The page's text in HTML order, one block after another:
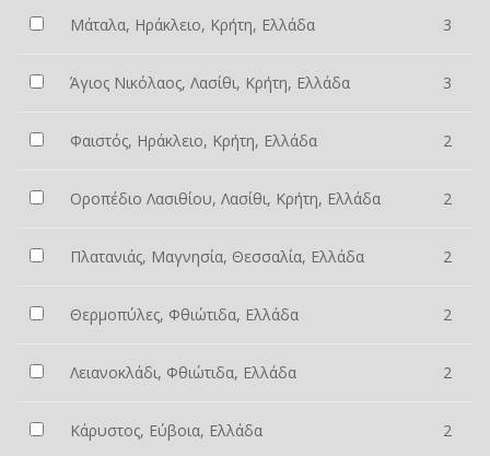
Μάταλα, Ηράκλειο, Κρήτη, Ελλάδα 3
Άγιος Νικόλαος, Λασίθι, Κρήτη, Ελλάδα 3
Φαιστός, Ηράκλειο, Κρήτη, Ελλάδα 2
Οροπέδιο Λασιθίου, Λασίθι, Κρήτη, Ελλάδα 2
Πλατανιάς, Μαγνησία, Θεσσαλία, Ελλάδα 2
Θερμοπύλες, Φθιώτιδα, Ελλάδα 2
Λειανοκλάδι, Φθιώτιδα, Ελλάδα 2
Κάρυστος, Εύβοια, Ελλάδα 2